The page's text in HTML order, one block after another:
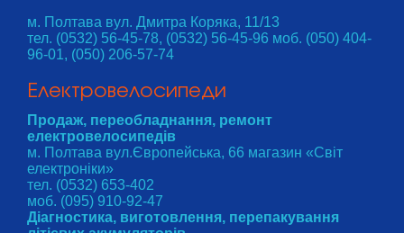
м. Полтава вул. Дмитра Коряка, 11/13
тел. (0532) 56-45-78, (0532) 56-45-96 моб. (050) 404-
96-01, (050) 206-57-74
Електровелосипеди
Продаж, переобладнання, ремонт
електровелосипедів
м. Полтава вул.Європейська, 66 магазин «Світ
електроніки»
тел. (0532) 653-402
моб. (095) 910-92-47
Діагностика, виготовлення, перепакування